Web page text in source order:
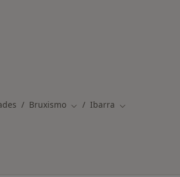
Bruxismo Cambiar de ciudad
Ibarra Cambiar de